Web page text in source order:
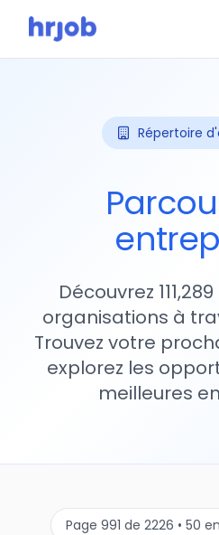
Répertoire
Découvrez
organisations à
Trouvez votre
explorez les
meilleures
Page 991 de 2226 • 50